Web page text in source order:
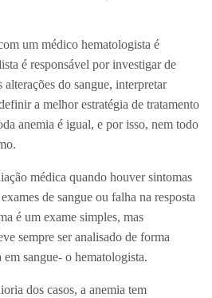
um médico hematologista é
é responsável por investigar de
do sangue, interpretar
a melhor estratégia de tratamento
anemia é igual, e por isso, nem todo
médica quando houver sintomas
de sangue ou falha na resposta
é um exame simples, mas
sempre ser analisado de forma
sangue- o hematologista.
dos casos, a anemia tem